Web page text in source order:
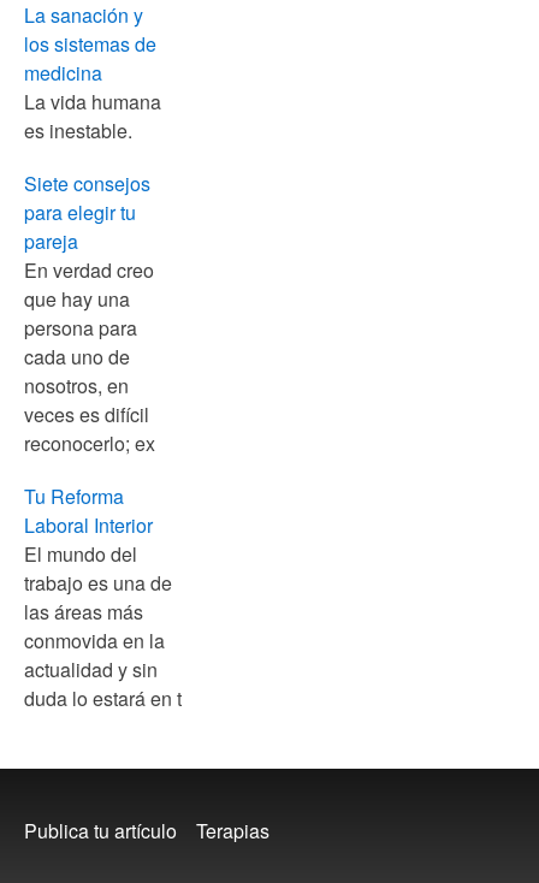
La sanación y
los sistemas de
medicina
La vida humana
es inestable.
Siete consejos
para elegir tu
pareja
En verdad creo
que hay una
persona para
cada uno de
nosotros, en
veces es difícil
reconocerlo; ex
Tu Reforma
Laboral Interior
El mundo del
trabajo es una de
las áreas más
conmovida en la
actualidad y sin
duda lo estará en t
menu
Publica tu artículo Terapias